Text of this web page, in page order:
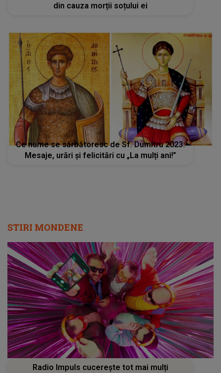
din cauza morții soțului ei
Ce nume se sărbătoresc de Sf. Dumitru 2023:
Mesaje, urări și felicitări cu „La mulți ani!”
STIRI MONDENE
Radio Impuls cucerește tot mai mulți